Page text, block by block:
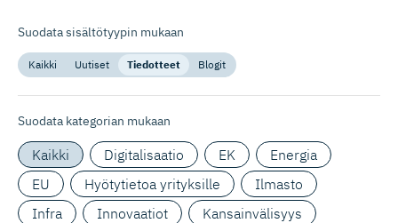
Suodata sisältötyypin mukaan
Kaikki Uutiset Tiedotteet Blogit
Suodata kategorian mukaan
Kaikki Digitalisaatio EK
Energia
EU
Hyötytietoa yrityksille
Ilmasto
Infra
Innovaatiot
Kansainvälisyys